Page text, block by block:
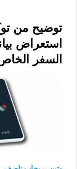
توضيح من
استعراض
السفر